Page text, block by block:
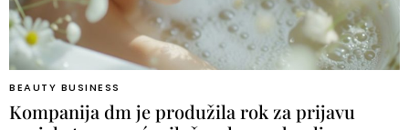
BEAUTY BUSINESS
Kompanija dm je produžila rok za prijavu